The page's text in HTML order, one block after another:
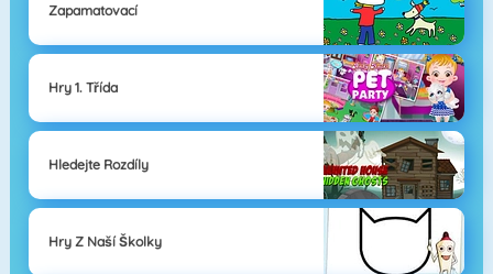
Zapamatovací
Hry 1. Třída
Hledejte Rozdíly
Hry Z Naší Školky